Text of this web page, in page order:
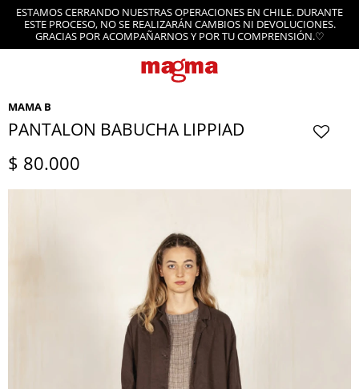
ESTAMOS CERRANDO NUESTRAS OPERACIONES EN CHILE. DURANTE
ESTE PROCESO, NO SE REALIZARÁN CAMBIOS NI DEVOLUCIONES.
GRACIAS POR ACOMPAÑARNOS Y POR TU COMPRENSIÓN.♡
MAMA B
PANTALON BABUCHA LIPPIAD
$ 80.000